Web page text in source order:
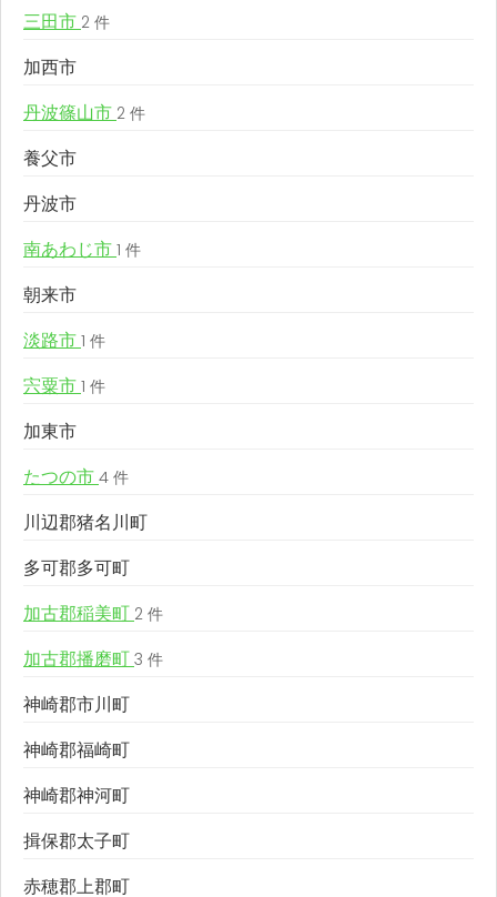
三田市 2 件
加西市
丹波篠山市 2 件
養父市
丹波市
南あわじ市 1 件
朝来市
淡路市 1 件
宍粟市 1 件
加東市
たつの市 4 件
川辺郡猪名川町
多可郡多可町
加古郡稲美町 2 件
加古郡播磨町 3 件
神崎郡市川町
神崎郡福崎町
神崎郡神河町
揖保郡太子町
赤穂郡上郡町